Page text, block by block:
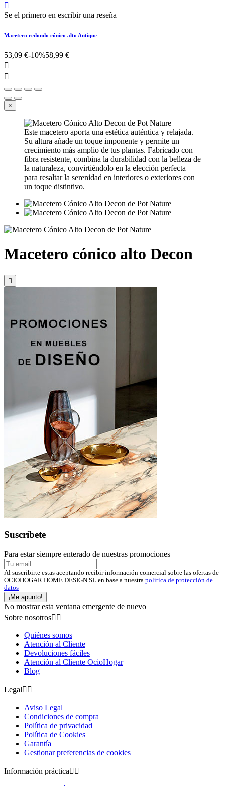

Se el primero en escribir una reseña
Macetero redondo cónico alto Antique
53,09 €-10%58,99 €


×
Este macetero aporta una estética auténtica y relajada.
Su altura añade un toque imponente y permite un
crecimiento más amplio de tus plantas. Fabricado con
fibra resistente, combina la durabilidad con la belleza de
la naturaleza, convirtiéndolo en la elección perfecta
para resaltar la serenidad en interiores o exteriores con
un toque distintivo.
Macetero cónico alto Decon

Suscríbete
Para estar siempre enterado de nuestras promociones
Al suscribirte estas aceptando recibir información comercial sobre las ofertas de
OCIOHOGAR HOME DESIGN SL en base a nuestra política de protección de
datos
¡Me apunto!
No mostrar esta ventana emergente de nuevo
Sobre nosotros 
Quiénes somos
Atención al Cliente
Devoluciones fáciles
Atención al Cliente OcioHogar
Blog
Legal 
Aviso Legal
Condiciones de compra
Política de privacidad
Política de Cookies
Garantía
Gestionar preferencias de cookies
Información práctica 